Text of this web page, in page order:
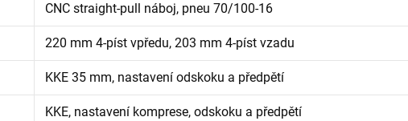
CNC straight-pull náboj, pneu 70/100-16
220 mm 4-píst vpředu, 203 mm 4-píst vzadu
KKE 35 mm, nastavení odskoku a předpětí
KKE, nastavení komprese, odskoku a předpětí